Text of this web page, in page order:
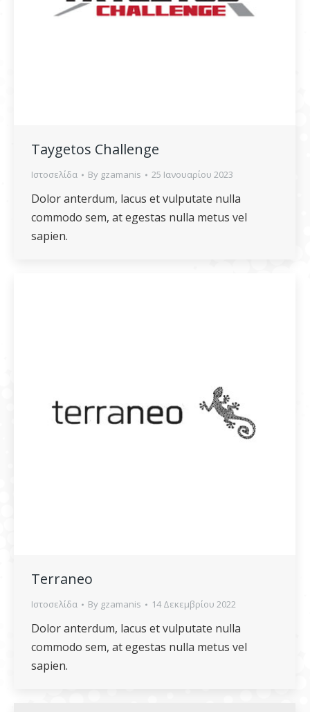
Taygetos Challenge
Ιστοσελίδα By gzamanis 25 Ιανουαρίου 2023
Dolor anterdum, lacus et vulputate nulla
commodo sem, at egestas nulla metus vel
sapien.
Terraneo
Ιστοσελίδα By gzamanis 14 Δεκεμβρίου 2022
Dolor anterdum, lacus et vulputate nulla
commodo sem, at egestas nulla metus vel
sapien.